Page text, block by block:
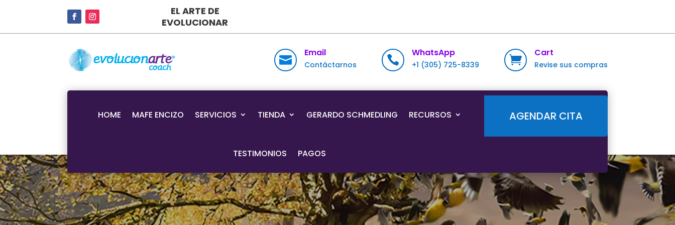
EL ARTE DE
EVOLUCIONAR

Email
Contáctarnos 
WhatsApp
+1 (305) 725-8339 
Cart
Revise sus compras
HOME MAFE ENCIZO SERVICIOS TIENDA GERARDO SCHMEDLING RECURSOS
TESTIMONIOS PAGOS
AGENDAR CITA